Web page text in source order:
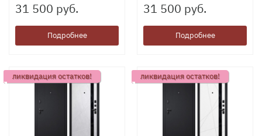
31 500 руб.
Подробнее
31 500 руб.
Подробнее
ликвидация остатков! ликвидация остатков!